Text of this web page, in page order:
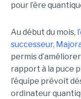
pour l’ère
Au début du mois,
successeur,
permis
rapport à la puce
l’équipe prévoit
ordinateur